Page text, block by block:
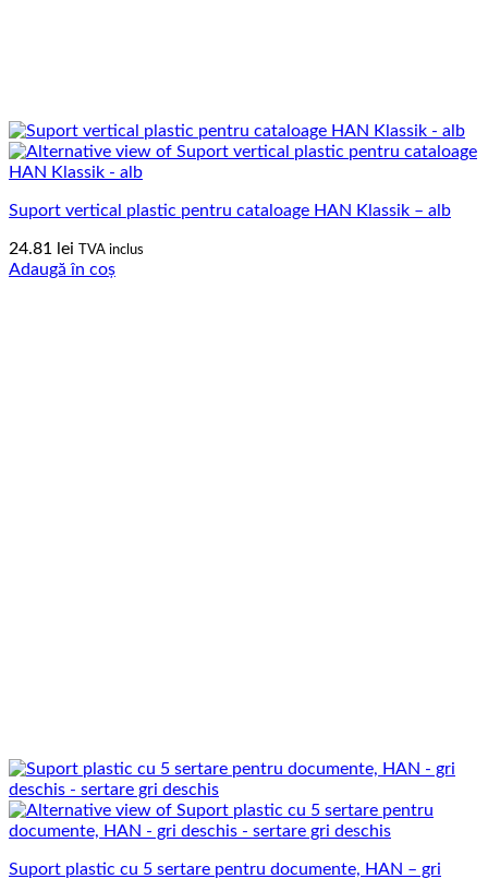
Suport vertical plastic pentru cataloage HAN Klassik – alb
24.81 lei TVA inclus
Adaugă în coș
Suport plastic cu 5 sertare pentru documente, HAN – gri